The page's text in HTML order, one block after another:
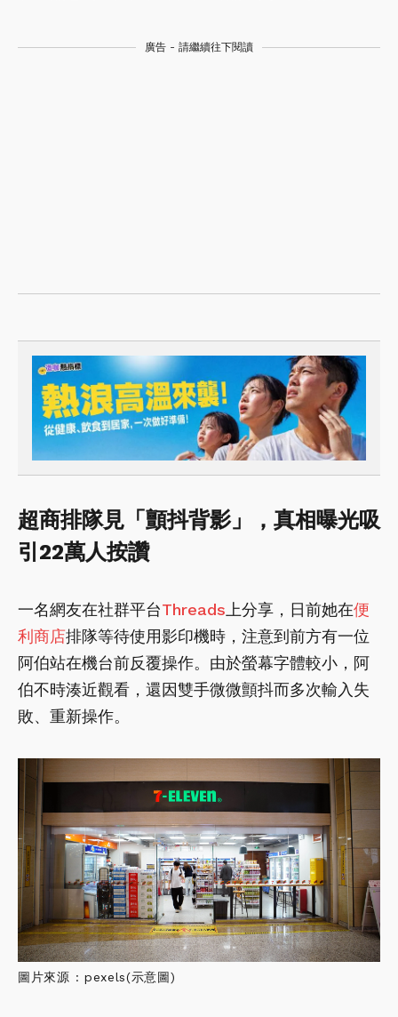
廣告 - 請繼續往下閱讀
超商排隊見「顫抖背影」，真相曝光吸
引22萬人按讚
一名網友在社群平台Threads 上分享，日前她在便
利商店排隊等待使用影印機時，注意到前方有一位
阿伯站在機台前反覆操作。由於螢幕字體較小，阿
伯不時湊近觀看，還因雙手微微顫抖而多次輸入失
敗、重新操作。
圖片來源 : pexels(示意圖)